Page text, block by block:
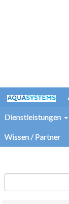
Dienstleistungen
Wissen / Partner